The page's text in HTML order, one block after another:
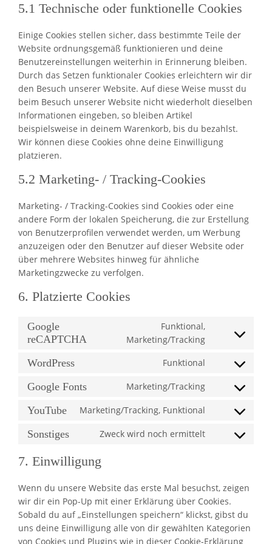
5.1 Technische oder funktionelle Cookies
Einige Cookies stellen sicher, dass bestimmte Teile der
Website ordnungsgemäß funktionieren und deine
Benutzereinstellungen weiterhin in Erinnerung bleiben.
Durch das Setzen funktionaler Cookies erleichtern wir dir
den Besuch unserer Website. Auf diese Weise musst du
beim Besuch unserer Website nicht wiederholt dieselben
Informationen eingeben, so bleiben Artikel
beispielsweise in deinem Warenkorb, bis du bezahlst.
Wir können diese Cookies ohne deine Einwilligung
platzieren.
5.2 Marketing- / Tracking-Cookies
Marketing- / Tracking-Cookies sind Cookies oder eine
andere Form der lokalen Speicherung, die zur Erstellung
von Benutzerprofilen verwendet werden, um Werbung
anzuzeigen oder den Benutzer auf dieser Website oder
über mehrere Websites hinweg für ähnliche
Marketingzwecke zu verfolgen.
6. Platzierte Cookies
Google
reCAPTCHA
Funktional,
Marketing/Tracking
Consent
service
recaptcha
WordPress Funktional
Consent
service
wordpress
Google Fonts Marketing/Tracking
Consent
service
google-
YouTube Marketing/Tracking, Funktional
Consent
service
Sonstiges Zweck wird noch ermittelt
Consent
7. Einwilligung
Wenn du unsere Website das erste Mal besuchst, zeigen
wir dir ein Pop-Up mit einer Erklärung über Cookies.
Sobald du auf „Einstellungen speichern“ klickst, gibst du
uns deine Einwilligung alle von dir gewählten Kategorien
von Cookies und Plugins wie in dieser Cookie-Erklärung